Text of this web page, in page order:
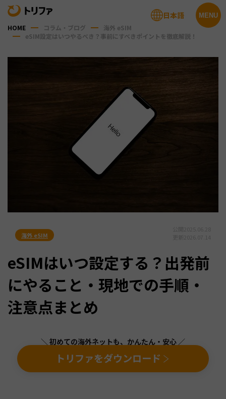
MENU
日本語
HOME コラム・ブログ
海外 eSIM
eSIM設定はいつやるべき？事前にすべきポイントを徹底解説！
海外 eSIM
eSIMはいつ設定する？出発前
にやること・現地での手順・
注意点まとめ
＼ 初めての海外ネットも、かんたん・安心 ／
トリファをダウンロード